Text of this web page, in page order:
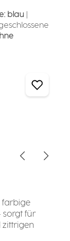
blau
farbige
sorgt für
zittrigen